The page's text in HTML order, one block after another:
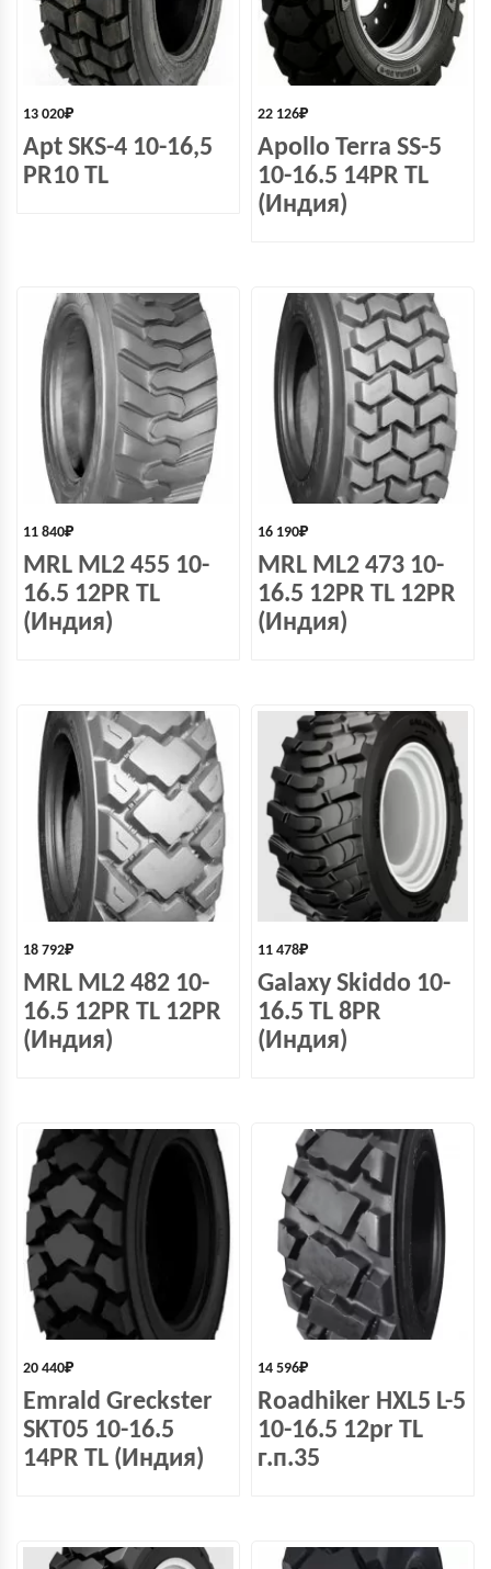
13 020₽
Apt SKS-4 10-16,5
PR10 TL
22 126₽
Apollo Terra SS-5
10-16.5 14PR TL
(Индия)
11 840₽
MRL ML2 455 10-
16.5 12PR TL
(Индия)
16 190₽
MRL ML2 473 10-
16.5 12PR TL 12PR
(Индия)
18 792₽
MRL ML2 482 10-
16.5 12PR TL 12PR
(Индия)
11 478₽
Galaxy Skiddo 10-
16.5 TL 8PR
(Индия)
20 440₽
Emrald Greckster
SKT05 10-16.5
14PR TL (Индия)
14 596₽
Roadhiker HXL5 L-5
10-16.5 12pr TL
г.п.35